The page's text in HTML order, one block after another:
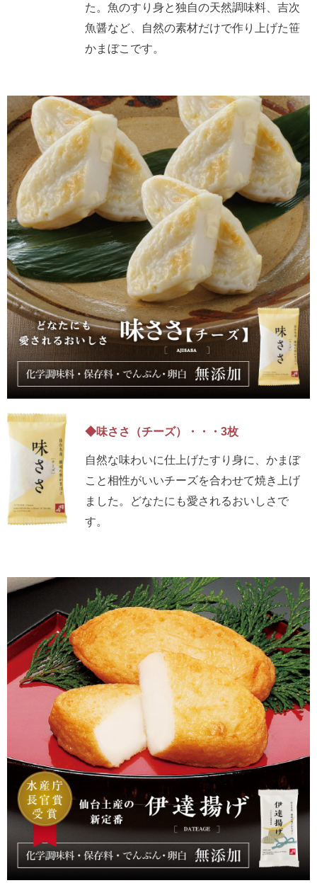
た。魚のすり身と独自の天然調味料、吉次
魚醤など、自然の素材だけで作り上げた笹
かまぼこです。
◆味ささ（チーズ）・・・3枚
自然な味わいに仕上げたすり身に、かまぼ
こと相性がいいチーズを合わせて焼き上げ
ました。どなたにも愛されるおいしさで
す。